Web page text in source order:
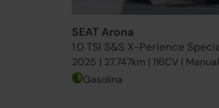
SEAT Arona
2025 | 27.747km | 116CV | Manual
Gasolina